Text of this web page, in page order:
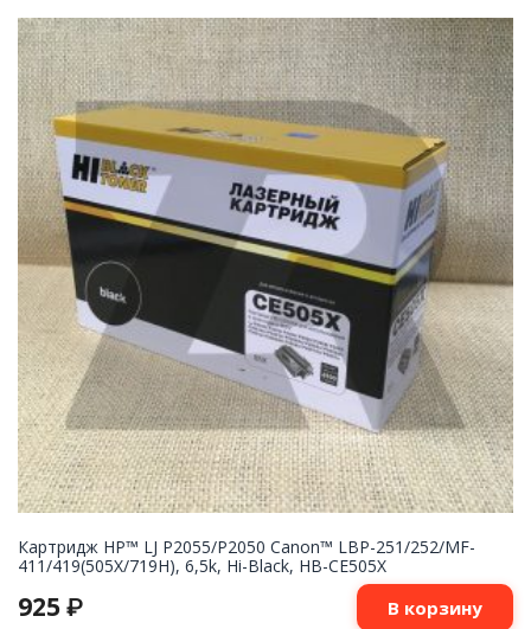
Картридж НР™ LJ P2055/P2050 Canon™ LBP-251/252/MF-
411/419(505X/719H), 6,5k, Hi-Black, HB-CE505X
925 ₽ В корзину